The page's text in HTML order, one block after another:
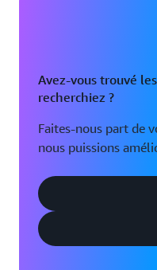
Avez-vous trouvé
recherchiez ?
Faites-nous part de
nous puissions